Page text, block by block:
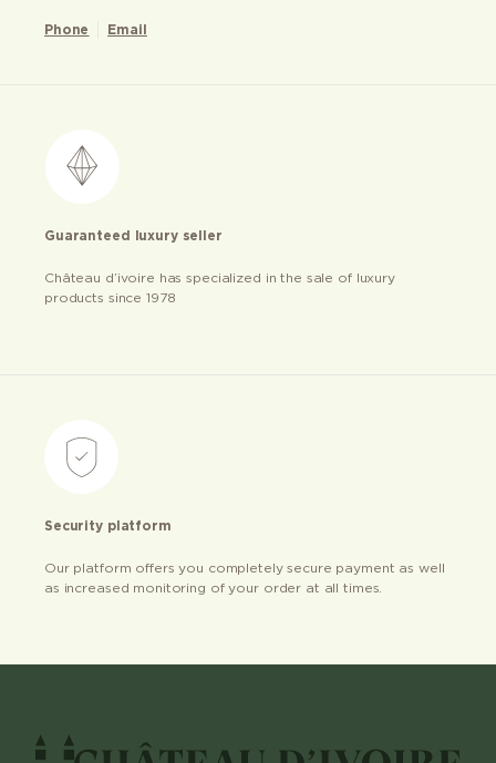
Phone Email
Guaranteed luxury seller
Château d’ivoire has specialized in the sale of luxury
products since 1978
Security platform
Our platform offers you completely secure payment as well
as increased monitoring of your order at all times.